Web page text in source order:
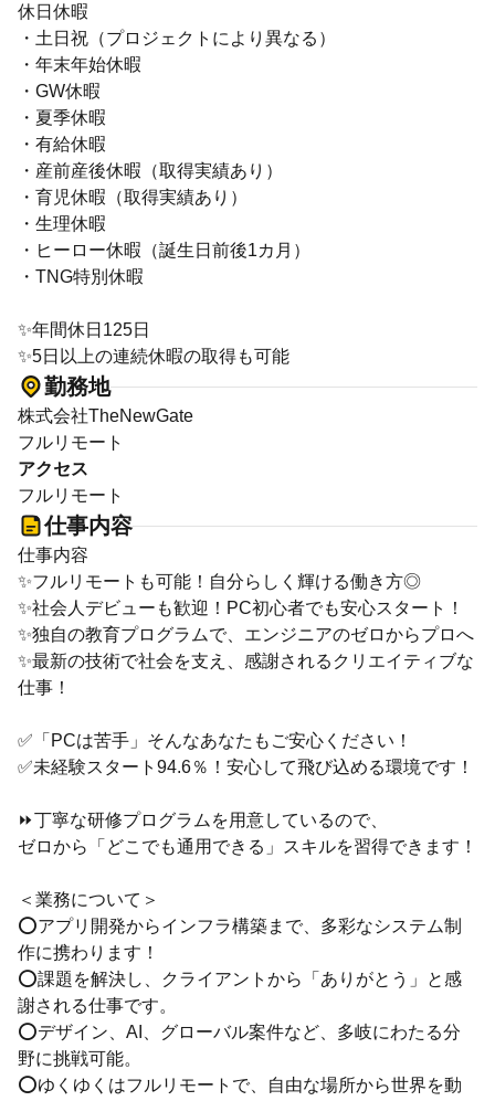
休日休暇
・土日祝（プロジェクトにより異なる）
・年末年始休暇
・GW休暇
・夏季休暇
・有給休暇
・産前産後休暇（取得実績あり）
・育児休暇（取得実績あり）
・生理休暇
・ヒーロー休暇（誕生日前後1カ月）
・TNG特別休暇
✨年間休日125日
✨5日以上の連続休暇の取得も可能
勤務地
株式会社TheNewGate
フルリモート
アクセス
フルリモート
仕事内容
仕事内容
✨フルリモートも可能！自分らしく輝ける働き方◎
✨社会人デビューも歓迎！PC初心者でも安心スタート！
✨独自の教育プログラムで、エンジニアのゼロからプロへ
✨最新の技術で社会を支え、感謝されるクリエイティブな
仕事！
✅「PCは苦手」そんなあなたもご安心ください！
✅未経験スタート94.6％！安心して飛び込める環境です！
⏩丁寧な研修プログラムを用意しているので、
ゼロから「どこでも通用できる」スキルを習得できます！
＜業務について＞
⭕アプリ開発からインフラ構築まで、多彩なシステム制
作に携わります！
⭕課題を解決し、クライアントから「ありがとう」と感
謝される仕事です。
⭕デザイン、AI、グローバル案件など、多岐にわたる分
野に挑戦可能。
⭕ゆくゆくはフルリモートで、自由な場所から世界を動